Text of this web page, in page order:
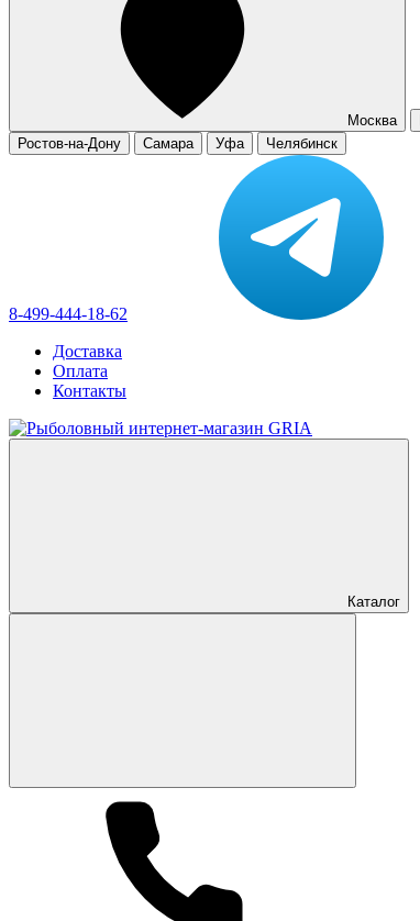
Москва
Ростов-на-Дону
Самара Уфа Челябинск
8-499-444-18-62
Доставка
Оплата
Контакты
Каталог